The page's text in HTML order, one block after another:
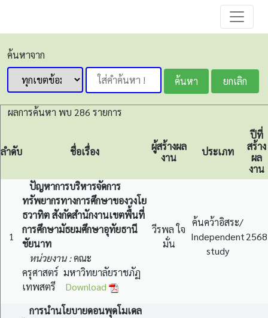
ค้นหาจาก
ผลการค้นหา พบ 286 รายการ
ลำดับ ชื่อเรื่อง
ผู้สร้างผล
งาน
ประเภท
ปีที่
สร้าง
ผล
งาน
1
ปัญหาการบริหารจัดการ
ทรัพยากรทางการศึกษาของวงโย
ธวาทิต สังกัดสำนักงานเขตพื้นที่
การศึกษามัธยมศึกษาอุทัยธานี
ชัยนาท
หน่วยงาน :คณะ
ครุศาสตร์ มหาวิทยาลัยราชภัฏ
เทพสตรี Download
วีรพล ใจ
มั่น
ค้นคว้าอิสระ/
Independent
study
2568
การนำนโยบายดอนพุดโมเดล